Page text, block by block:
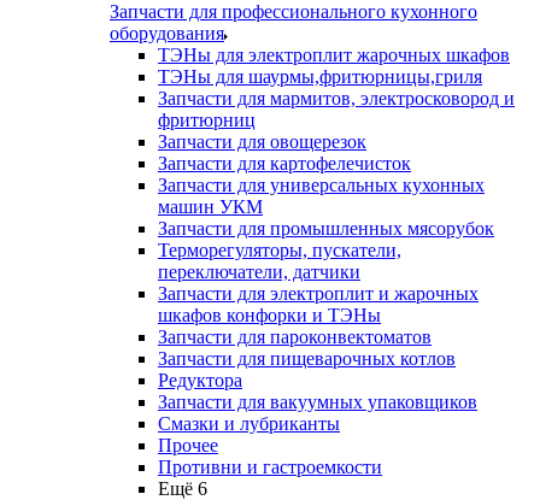
Запчасти для профессионального кухонного
оборудования
ТЭНы для электроплит жарочных шкафов
ТЭНы для шаурмы,фритюрницы,гриля
Запчасти для мармитов, электросковород и
фритюрниц
Запчасти для овощерезок
Запчасти для картофелечисток
Запчасти для универсальных кухонных
машин УКМ
Запчасти для промышленных мясорубок
Терморегуляторы, пускатели,
переключатели, датчики
Запчасти для электроплит и жарочных
шкафов конфорки и ТЭНы
Запчасти для пароконвектоматов
Запчасти для пищеварочных котлов
Редуктора
Запчасти для вакуумных упаковщиков
Смазки и лубриканты
Прочее
Противни и гастроемкости
Ещё 6